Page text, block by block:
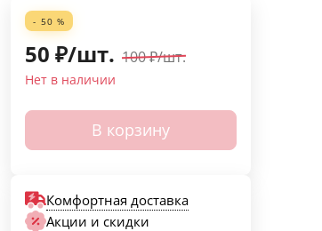
- 50 %
50 ₽/шт. 100₽/шт.
Нет в наличии
В корзину
Комфортная доставка
Акции и скидки